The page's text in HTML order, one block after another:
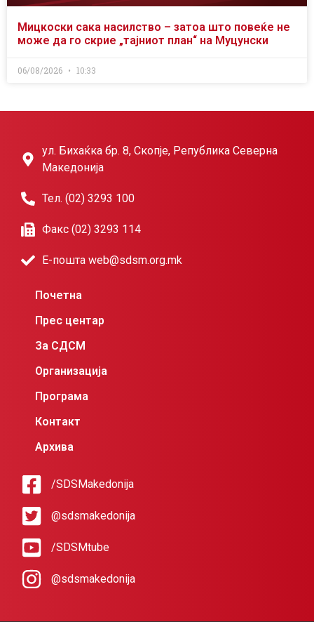
Мицкоски сака насилство – затоа што повеќе не
може да го скрие „тајниот план“ на Муцунски
06/08/2026 10:33
ул. Бихаќка бр. 8, Скопје, Република Северна
Македонија
Тел. (02) 3293 100
Факс (02) 3293 114
Е-пошта web@sdsm.org.mk
Почетна
Прес центар
За СДСМ
Организација
Програма
Контакт
Архива
/SDSMakedonija
@sdsmakedonija
/SDSMtube
@sdsmakedonija